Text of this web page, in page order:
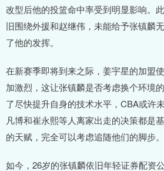
改型后他的投篮命中率受到明显影响。
旧围绕外援和赵继伟，未能给予张镇麟
了他的发挥。
在新赛季即将到来之际，姜宇星的加盟
加激烈，这让张镇麟是否考虑换个环境
了尽快提升自身的技术水平，CBA或许
凡博和崔永熙等人离家出走的决策都是
的天赋，完全可以考虑追随他们的脚步。
如今，26岁的张镇麟依旧年轻证券配资